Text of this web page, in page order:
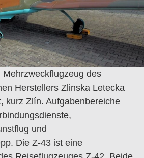
des
Herstellers Zlinska Letecka
kurz Zlín. Aufgabenbereiche
und
Die Z-43 ist eine